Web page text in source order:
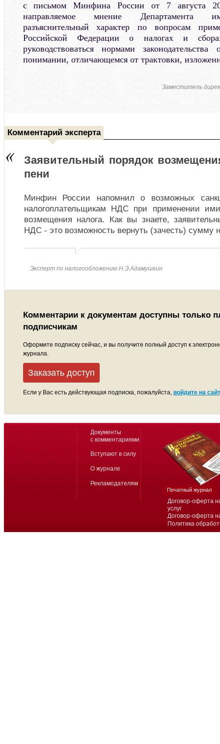
с письмом Минфина России от 7 августа
направляемое мнение Департамента
разъяснительный характер по вопросам
Российской Федерации о налогах и
руководствоваться нормами
понимании, отличающемся от трактовки,
Заместитель
Комментарий эксперта
Заявительный порядок
пени
Минфин России напомнил о возможных
налогоплательщикам НДС при применении ими
возмещения налога. Как вы знаете,
НДС - это возможность вернуть (зачесть) сумму
Эксперт по налогообложению Н.Э.Адамушкин
Комментарии к документам доступны только
подписчикам
Оформите подписку сейчас, и вы получите полный доступ к
журнала.
Заказать доступ
Если у Вас есть действующая подписка, пожалуйста, войдите на
Договор-оферта
услуг
Договор-оферта
Политика
Документы
с комментариями
Вступают в силу
О журнале
Рекламодателям
Печатный журнал